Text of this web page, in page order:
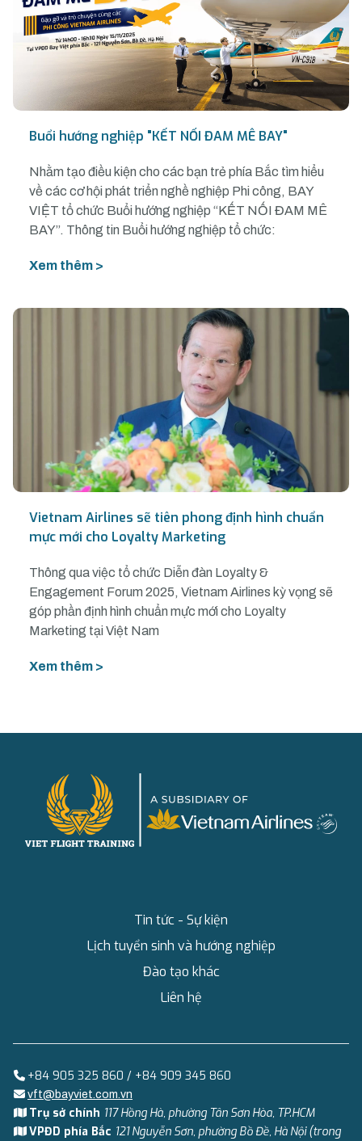
Buổi hướng nghiệp "KẾT NỐI ĐAM MÊ BAY"
Nhằm tạo điều kiện cho các bạn trẻ phía Bắc tìm hiểu
về các cơ hội phát triển nghề nghiệp Phi công, BAY
VIỆT tổ chức Buổi hướng nghiệp “KẾT NỐI ĐAM MÊ
BAY”. Thông tin Buổi hướng nghiệp tổ chức:
Xem thêm >
Vietnam Airlines sẽ tiên phong định hình chuẩn
mực mới cho Loyalty Marketing
Thông qua việc tổ chức Diễn đàn Loyalty &
Engagement Forum 2025, Vietnam Airlines kỳ vọng sẽ
góp phần định hình chuẩn mực mới cho Loyalty
Marketing tại Việt Nam
Xem thêm >
Tin tức - Sự kiện
Lịch tuyển sinh và hướng nghiệp
Đào tạo khác
Liên hệ
+84 905 325 860 / +84 909 345 860
vft@bayviet.com.vn
Trụ sở chính 117 Hồng Hà, phường Tân Sơn Hòa, TP.HCM
VPĐD phía Bắc 121 Nguyễn Sơn, phường Bồ Đề, Hà Nội (trong